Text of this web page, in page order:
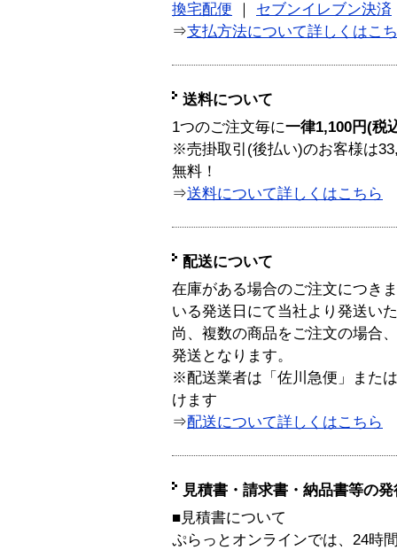
換宅配便
セブンイレブン決済
⇒支払方法について詳しくはこ
送料について
1つのご注文毎に一律1,100円(税
※売掛取引(後払い)のお客様は
無料！
⇒送料について詳しくはこちら
配送について
在庫がある場合のご注文につき
いる発送日にて当社より発送い
尚、複数の商品をご注文の場合
発送となります。
※配送業者は「佐川急便」また
けます
⇒配送について詳しくはこちら
見積書・請求書・納品書等の
■見積書について
ぷらっとオンラインでは、24時